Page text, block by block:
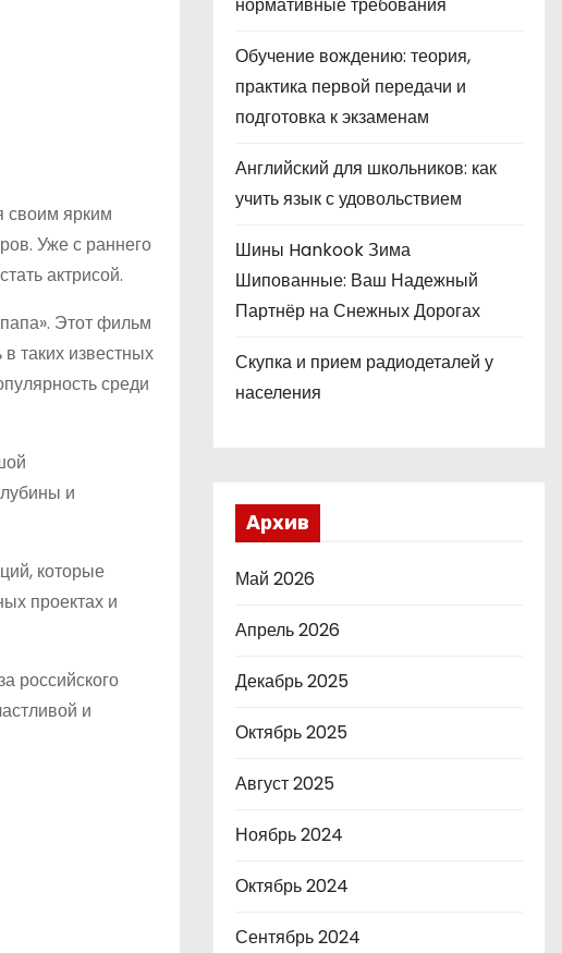
своим ярким
Уже с раннего
актрисой.
Этот фильм
таких известных
среди
и
которые
проектах и
российского
и
Обучение вождению: теория,
практика первой передачи и
подготовка к экзаменам
Английский для школьников: как
учить язык с удовольствием
Шины Hankook Зима
Шипованные: Ваш Надежный
Партнёр на Снежных Дорогах
Скупка и прием радиодеталей у
населения
Архив
Май 2026
Апрель 2026
Декабрь 2025
Октябрь 2025
Август 2025
Ноябрь 2024
Октябрь 2024
Сентябрь 2024